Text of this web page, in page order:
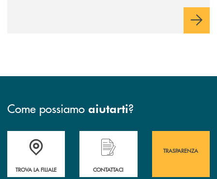
Come possiamo aiutarti?
Accedi all' elenco completo&nbsp; delle&nbsp; filiali&nbsp; di Banca
TROVA LA FILIALE
Hai bisogno di assistenza immediata?
CONTATTACI
TRASPARENZA